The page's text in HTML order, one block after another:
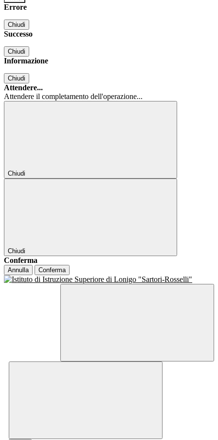
Errore
Chiudi
Successo
Chiudi
Informazione
Chiudi
Attendere...
Attendere il completamento dell'operazione...
Chiudi
Chiudi
Conferma
Annulla Conferma